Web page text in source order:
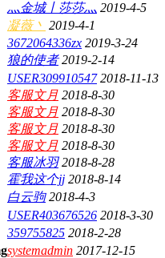
灬金城丨莎莎灬 2019-4-5
凝薇丶 2019-4-1
3672064336zx 2019-3-24
狼的使者 2019-2-14
USER309910547 2018-11-13
客服文月 2018-8-30
客服文月 2018-8-30
客服文月 2018-8-30
客服文月 2018-8-30
客服冰羽 2018-8-28
霍我这个jj 2018-8-14
白云驹 2018-4-3
USER403676526 2018-3-30
359755825 2018-2-28
systemadmin 2017-12-15